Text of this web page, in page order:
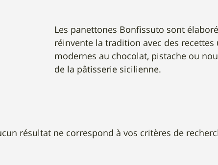
Les panettones Bonfissuto sont
réinvente la tradition avec des
modernes au chocolat, pistache ou
de la pâtisserie sicilienne.
résultat ne correspond à vos critères de